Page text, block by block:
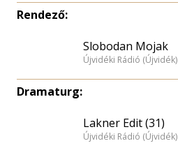
Rendező:
Slobodan Mojak
Újvidéki Rádió (Újvidék)
Dramaturg:
Lakner Edit (31)
Újvidéki Rádió (Újvidék)